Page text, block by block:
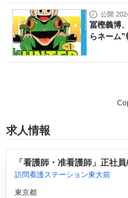
公開
冨樫義博
らネーム
求人情報
「看護師・准看護師」正社
訪問看護ステーション東大前
東京都